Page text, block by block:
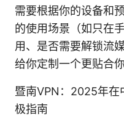
需要根据你的设备和
的使用场景（如只在
用、是否需要解锁流
给你定制一个更贴合
暨南VPN：2025年在
极指南